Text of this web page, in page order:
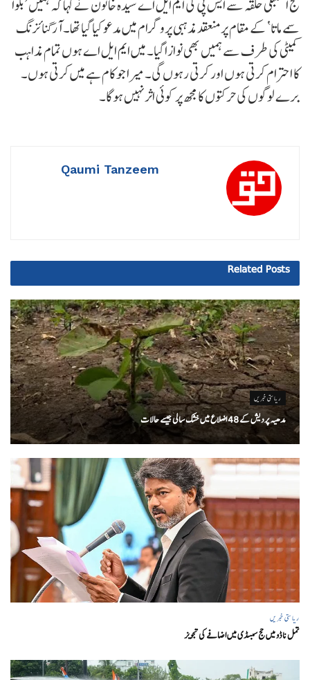
گنج اسمبلی حلقہ سے ایس پی کی ایم ایل اے سیدہ خاتون نے کہا کہ ہمیں ’بلوا
سمے ماتا‘ کے مقام پر منعقد مذہبی پروگرام میں مدعو کیا گیا تھا۔ آرگنائزنگ
کمیٹی کی طرف سے ہمیں بھی نوازا گیا۔ میں ایم ایل اے ہوں تمام مذاہب
کا احترام کرتی ہوں اور کرتی رہوں گی۔ میرا جو کام ہے میں کرتی ہوں۔
برے لوگوں کی حرکتوں کا مجھ پر کوئی اثر نہیں ہوگا۔
Qaumi Tanzeem
Related Posts
ریاستی خبریں
مدھیہ پردیش کے 48 اضلاع میں خشک سالی جیسے حالات
ریاستی خبریں
تمل ناڈو میں حج سبسڈی میں اضافے کی تجویز